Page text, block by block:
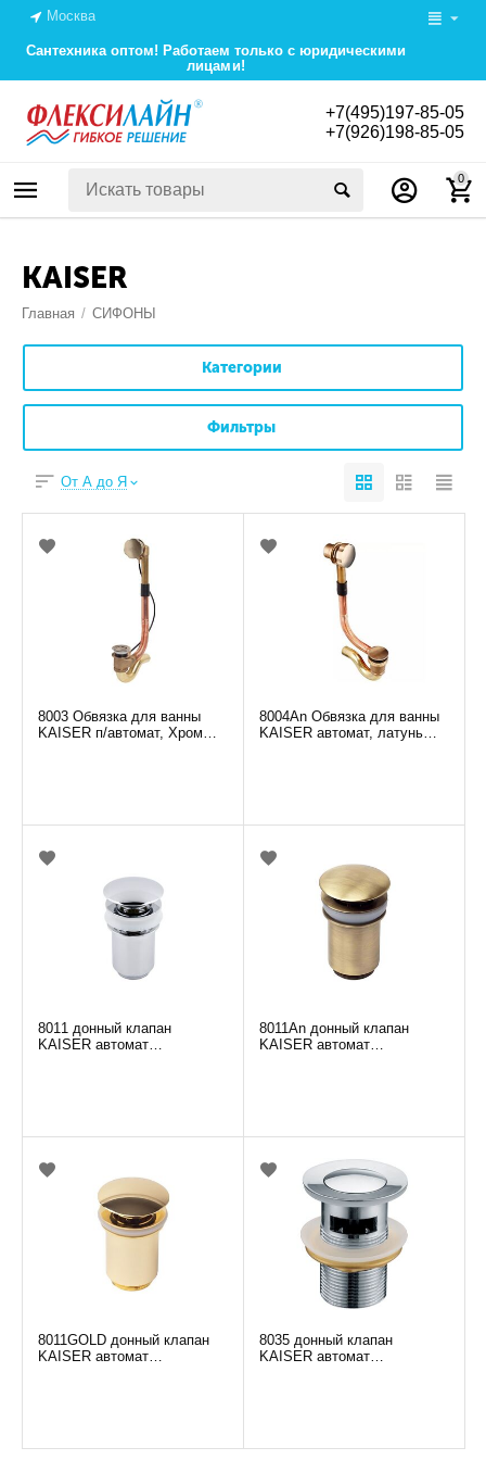
Москва
Сантехника оптом! Работаем только с юридическими
лицами!
+7(495)197-85-05
+7(926)198-85-05
0
KAISER
Главная / СИФОНЫ
Категории
Фильтры
От А до Я
8003 Обвязка для ванны
KAISER п/автомат, Хром
8004An Обвязка для ванны
KAISER автомат, латунь
8011 донный клапан
KAISER автомат
8011An донный клапан
KAISER автомат
8011GOLD донный клапан
KAISER автомат
8035 донный клапан
KAISER автомат